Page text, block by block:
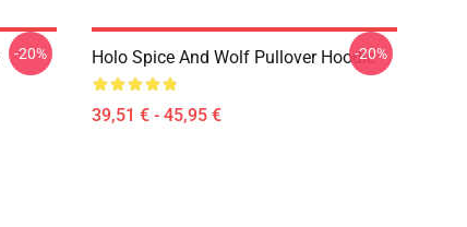
-20% Holo Spice And Wolf Pullover Hoodie
39,51 € - 45,95 €
-20%